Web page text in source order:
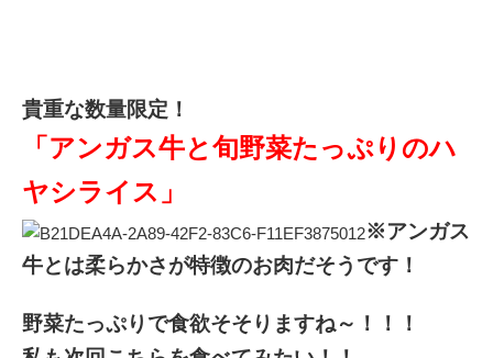
貴重な数量限定！
「アンガス牛と旬野菜たっぷりのハ
ヤシライス」
※アンガス
牛とは柔らかさが特徴のお肉だそうです！
野菜たっぷりで食欲そそりますね～！！！